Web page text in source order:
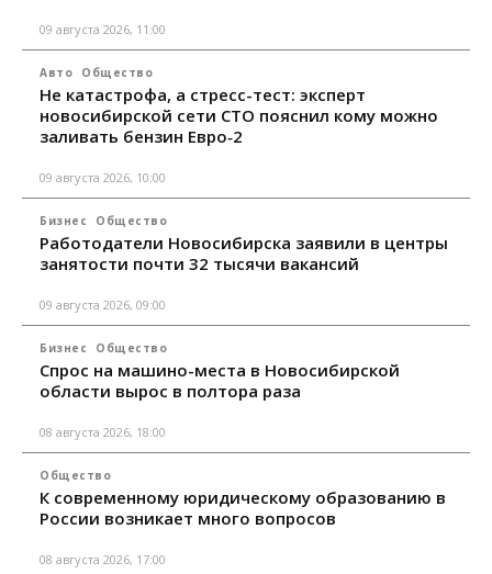
09 августа 2026, 11:00
Авто Общество
Не катастрофа, а стресс-тест: эксперт
новосибирской сети СТО пояснил кому можно
заливать бензин Евро‑2
09 августа 2026, 10:00
Бизнес Общество
Работодатели Новосибирска заявили в центры
занятости почти 32 тысячи вакансий
09 августа 2026, 09:00
Бизнес Общество
Спрос на машино-места в Новосибирской
области вырос в полтора раза
08 августа 2026, 18:00
Общество
К современному юридическому образованию в
России возникает много вопросов
08 августа 2026, 17:00